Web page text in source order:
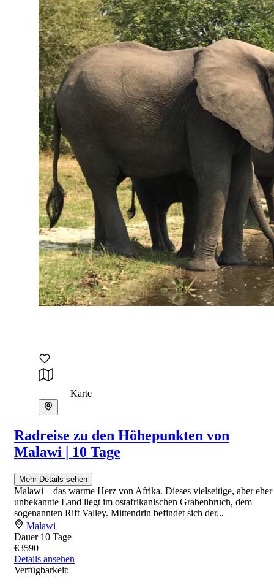
Karte
Radreise zu den Höhepunkten von
Malawi | 10 Tage
Mehr Details sehen
Malawi – das warme Herz von Afrika. Dieses vielseitige, aber eher
unbekannte Land liegt im ostafrikanischen Grabenbruch, dem
sogenannten Rift Valley. Mittendrin befindet sich der...
Malawi
Dauer 10 Tage
€3590
Details ansehen
Verfügbarkeit: